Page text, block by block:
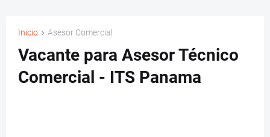
Inicio Asesor Comercial
Vacante para Asesor Técnico
Comercial - ITS Panama